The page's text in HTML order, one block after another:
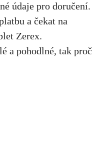
údaje pro doručení.
a čekat na
Zerex.
a pohodlné, tak proč